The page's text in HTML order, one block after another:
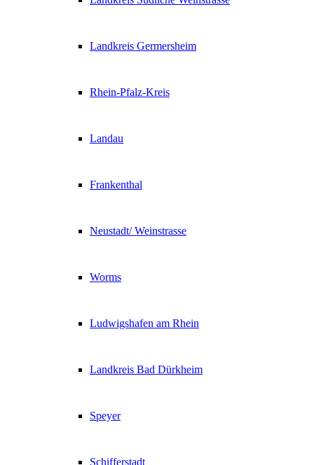
Landkreis Germersheim
Rhein-Pfalz-Kreis
Landau
Frankenthal
Neustadt/ Weinstrasse
Worms
Ludwigshafen am Rhein
Landkreis Bad Dürkheim
Speyer
Schifferstadt